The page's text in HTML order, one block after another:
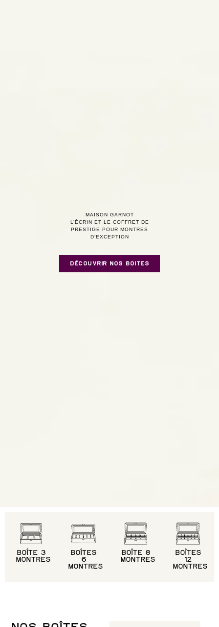
MAISON GARNOT
L’ÉCRIN ET LE COFFRET DE
PRESTIGE POUR MONTRES
D’EXCEPTION
DÉCOUVRIR NOS BOITES
BOÎTE 3
MONTRES
BOÎTES
6
MONTRES
BOÎTE 8
MONTRES
BOÎTES
12
MONTRES